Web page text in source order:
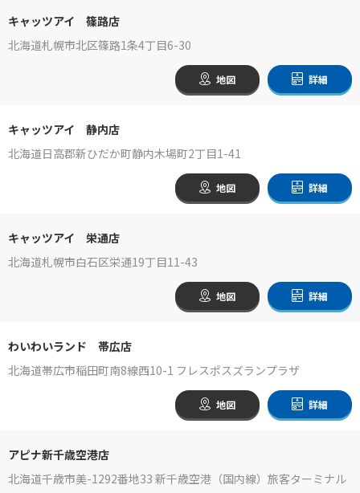
キャッツアイ 篠路店
北海道札幌市北区篠路1条4丁目6-30
地図 詳細
キャッツアイ 静内店
北海道日高郡新ひだか町静内木場町2丁目1-41
地図 詳細
キャッツアイ 栄通店
北海道札幌市白石区栄通19丁目11-43
地図 詳細
わいわいランド 帯広店
北海道帯広市稲田町南8線西10-1 フレスポスズランプラザ
地図 詳細
アピナ新千歳空港店
北海道千歳市美-1292番地33 新千歳空港（国内線）旅客ターミナル